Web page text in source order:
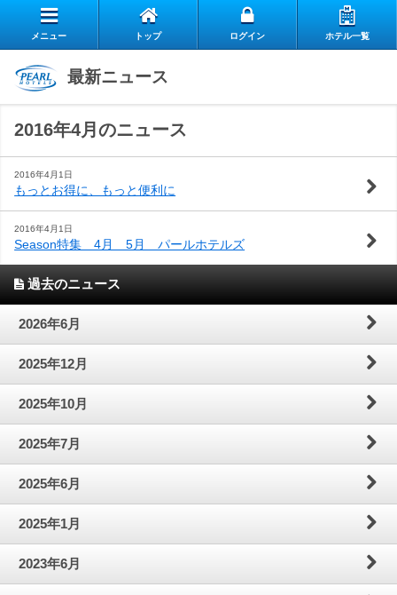
リ
ー
慢
の
朝
ス
タ
ッ
フ
の
お
客
様
の
よ
く
あ
る
質
問
お
問
い
合
わ
せ
閉じる
メニュー トップ ログイン ホテル一覧
最新ニュース
2016年4月のニュース
2016年4月1日
もっとお得に、もっと便利に
2016年4月1日
Season特集 4月 5月 パールホテルズ
過去のニュース
2026年6月
2025年12月
2025年10月
2025年7月
2025年6月
2025年1月
2023年6月